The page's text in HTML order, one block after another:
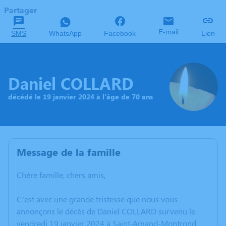
Partager
SMS WhatsApp Facebook E-mail Lien
Daniel COLLARD
décédé le 19 janvier 2024 à l'âge de 70 ans
Message de la famille
Chère famille, chers amis,
C’est avec une grande tristesse que nous vous
annonçons le décès de Daniel COLLARD survenu le
vendredi 19 janvier 2024 à Saint-Amand-Montrond.